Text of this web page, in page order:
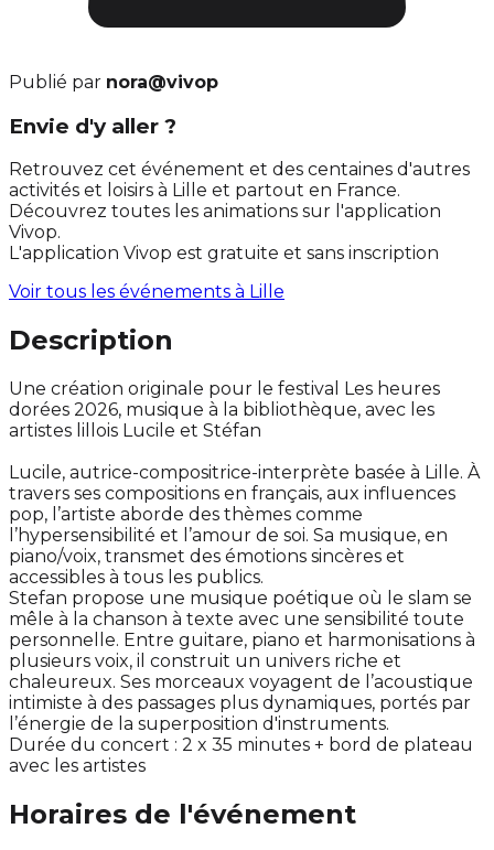
Publié par nora@vivop
Envie d'y aller ?
Retrouvez cet événement et des centaines d'autres
activités et loisirs à Lille et partout en France.
Découvrez toutes les animations sur l'application
Vivop.
L'application Vivop est gratuite et sans inscription
Voir tous les événements à Lille
Description
Une création originale pour le festival Les heures
dorées 2026, musique à la bibliothèque, avec les
artistes lillois Lucile et Stéfan
Lucile, autrice-compositrice-interprète basée à Lille. À
travers ses compositions en français, aux influences
pop, l’artiste aborde des thèmes comme
l’hypersensibilité et l’amour de soi. Sa musique, en
piano/voix, transmet des émotions sincères et
accessibles à tous les publics.
Stefan propose une musique poétique où le slam se
mêle à la chanson à texte avec une sensibilité toute
personnelle. Entre guitare, piano et harmonisations à
plusieurs voix, il construit un univers riche et
chaleureux. Ses morceaux voyagent de l’acoustique
intimiste à des passages plus dynamiques, portés par
l’énergie de la superposition d'instruments.
Durée du concert : 2 x 35 minutes + bord de plateau
avec les artistes
Horaires de l'événement